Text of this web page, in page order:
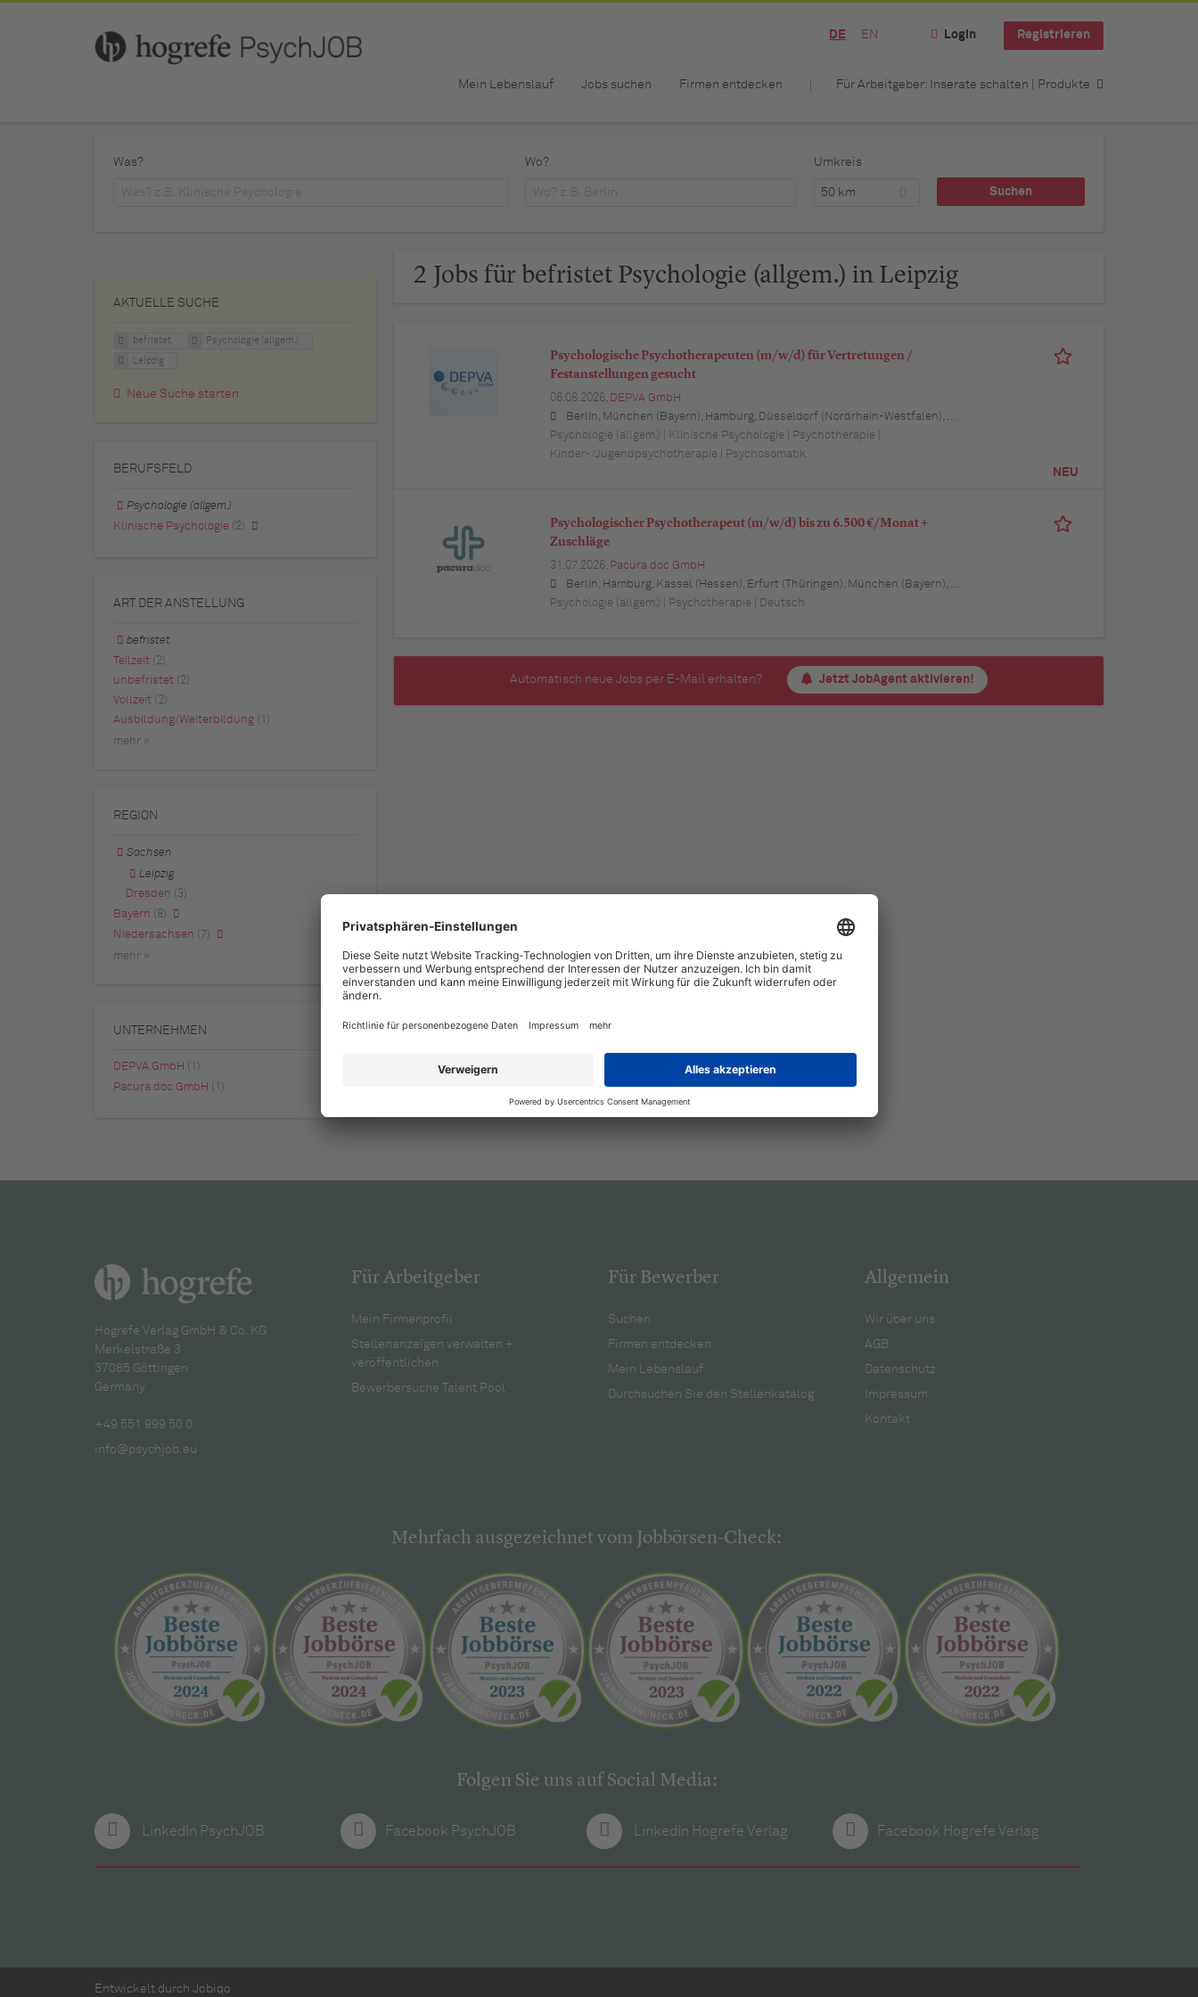
DE EN Login Registrieren
Mein Lebenslauf Jobs suchen Firmen entdecken Für Arbeitgeber: Inserate schalten | Produkte
Was? Wo? Umkreis
50 km
2 Jobs für befristet Psychologie (allgem.) in Leipzig
Psychologische Psychotherapeuten (m/w/d) für Vertretungen /
Festanstellungen gesucht
06.08.2026, DEPVA GmbH
Berlin, München (Bayern), Hamburg, Düsseldorf (Nordrhein-Westfalen), Köln (Nordrhein-Westfalen), Essen (Nordrhein-Westfalen), Dortmund (Nordrhein-Westfalen), Stuttgart (Baden-Württemberg), Heilbronn (Baden-Württemberg), Hannover (Niedersachsen), Rostock (Mecklenburg-Vorpommern), Kiel (Schleswig-Holstein), Augsburg (Bayern), Nürnberg (Bayern), Frankfurt am Main (Hessen), Bremen, Schwerin (Mecklenburg-Vorpommern), Mainz (Rheinland-Pfalz), Saarbrücken (Saarland), Dresden (Sachsen), Magdeburg (Sachsen-Anhalt), Potsdam (Brandenburg), Erfurt (Thüringen), Würzburg (Bayern), Heilbronn (Baden-Württemberg), Leipzig (Sachsen)
Psychologie (allgem.) | Klinische Psychologie | Psychotherapie |
Kinder-/Jugendpsychotherapie | Psychosomatik
NEU
Psychologischer Psychotherapeut (m/w/d) bis zu 6.500 €/Monat +
Zuschläge
31.07.2026, Pacura doc GmbH
Berlin, Hamburg, Kassel (Hessen), Erfurt (Thüringen), München (Bayern), Köln (Nordrhein-Westfalen), Frankfurt am Main (Hessen), Stuttgart (Baden-Württemberg), Düsseldorf (Nordrhein-Westfalen), Leipzig (Sachsen), Dortmund (Nordrhein-Westfalen), Essen (Nordrhein-Westfalen), Bremen, Dresden (Sachsen), Hannover (Niedersachsen), Nürnberg (Bayern), Wuppertal (Nordrhein-Westfalen), Bielefeld (Nordrhein-Westfalen), Bonn (Nordrhein-Westfalen), Mannheim (Baden-Württemberg), Karlsruhe (Baden-Württemberg), Münster (Nordrhein-Westfalen), Augsburg (Bayern), Aachen (Nordrhein-Westfalen), Kiel (Schleswig-Holstein), Magdeburg (Sachsen-Anhalt), Freiburg im Breisgau (Baden-Württemberg), Würzburg (Bayern), Regensburg (Bayern)
Psychologie (allgem.) | Psychotherapie | Deutsch
Automatisch neue Jobs per E-Mail erhalten? Jetzt JobAgent aktivieren!
AKTUELLE SUCHE
befristet Psychologie (allgem.)
Leipzig
Neue Suche starten
BERUFSFELD
Psychologie (allgem.)
Klinische Psychologie
(2)
ART DER ANSTELLUNG
befristet
Teilzeit (2)
unbefristet (2)
Vollzeit (2)
Ausbildung/Weiterbildung
(1)
mehr »
REGION
Sachsen
Leipzig
Dresden (3)
Bayern (8)
Niedersachsen
(7)
mehr »
UNTERNEHMEN
DEPVA GmbH
(1)
Pacura doc GmbH (1)
Hogrefe Verlag GmbH & Co. KG
Merkelstraße 3
37085 Göttingen
Germany
+49 551 999 50 0
info@psychjob.eu
Für Arbeitgeber
Mein Firmenprofil
Stellenanzeigen verwalten +
veröffentlichen
Bewerbersuche Talent Pool
Für Bewerber
Suchen
Firmen entdecken
Mein Lebenslauf
Durchsuchen Sie den Stellenkatalog
Allgemein
Wir über uns
AGB
Datenschutz
Impressum
Kontakt
Mehrfach ausgezeichnet vom Jobbörsen-Check:
Folgen Sie uns auf Social Media:
LinkedIn PsychJOB Facebook PsychJOB LinkedIn Hogrefe Verlag Facebook Hogrefe Verlag
Entwickelt durch Jobiqo